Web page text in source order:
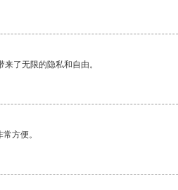
了无限的隐私和自由。
方便。